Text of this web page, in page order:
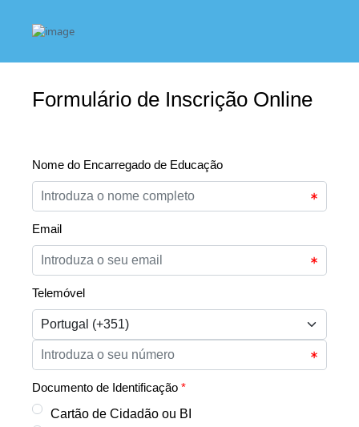
Formulário de Inscrição Online
Nome do Encarregado de Educação
Email
Telemóvel
Documento de Identificação *
Cartão de Cidadão ou BI